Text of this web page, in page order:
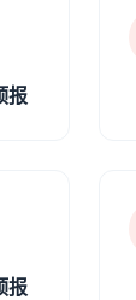
报
报